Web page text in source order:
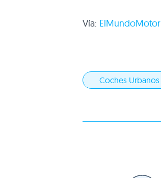
Vía: ElMundoMotor
Coches Urbanos